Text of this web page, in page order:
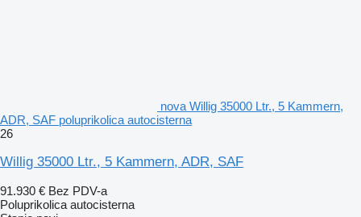
nova Willig 35000 Ltr., 5 Kammern,
ADR, SAF poluprikolica autocisterna
26
Willig 35000 Ltr., 5 Kammern, ADR, SAF
91.930 € Bez PDV-a
Poluprikolica autocisterna